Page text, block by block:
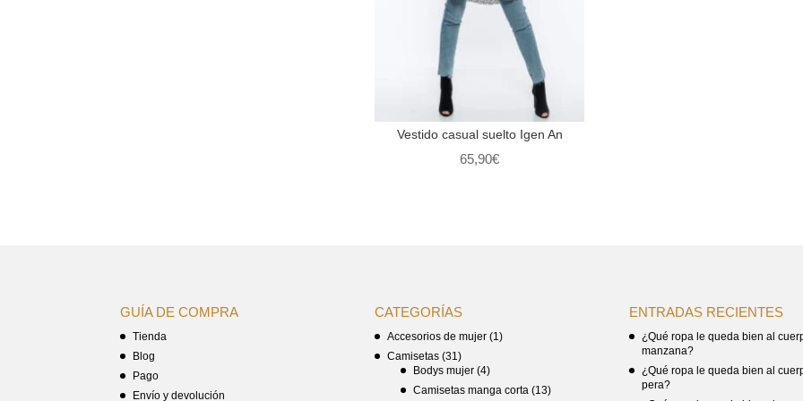
Vestido casual suelto Igen An
65,90€
GUÍA DE COMPRA
Tienda
Blog
Pago
Envío y devolución
CATEGORÍAS
Accesorios de mujer (1)
Camisetas (31)
Bodys mujer (4)
Camisetas manga corta (13)
ENTRADAS RECIENTES
¿Qué ropa le queda bien al
manzana?
¿Qué ropa le queda bien al
pera?